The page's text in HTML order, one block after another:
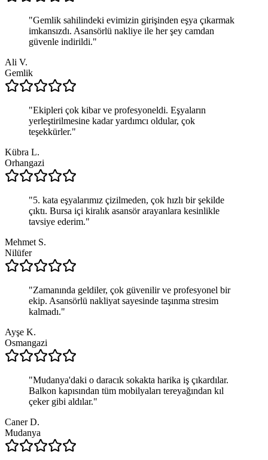
"Gemlik sahilindeki evimizin girişinden eşya çıkarmak
imkansızdı. Asansörlü nakliye ile her şey camdan
güvenle indirildi."
Ali V.
Gemlik
"Ekipleri çok kibar ve profesyoneldi. Eşyaların
yerleştirilmesine kadar yardımcı oldular, çok
teşekkürler."
Kübra L.
Orhangazi
"5. kata eşyalarımız çizilmeden, çok hızlı bir şekilde
çıktı. Bursa içi kiralık asansör arayanlara kesinlikle
tavsiye ederim."
Mehmet S.
Nilüfer
"Zamanında geldiler, çok güvenilir ve profesyonel bir
ekip. Asansörlü nakliyat sayesinde taşınma stresim
kalmadı."
Ayşe K.
Osmangazi
"Mudanya'daki o daracık sokakta harika iş çıkardılar.
Balkon kapısından tüm mobilyaları tereyağından kıl
çeker gibi aldılar."
Caner D.
Mudanya